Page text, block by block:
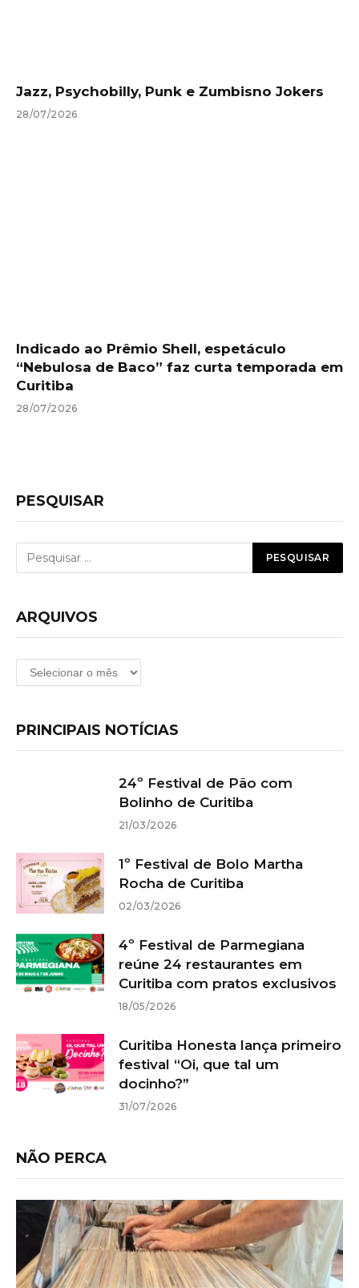
Jazz, Psychobilly, Punk e Zumbisno Jokers
28/07/2026
Indicado ao Prêmio Shell, espetáculo
“Nebulosa de Baco” faz curta temporada em
Curitiba
28/07/2026
PESQUISAR
ARQUIVOS
Arquivos
PRINCIPAIS NOTÍCIAS
24º Festival de Pão com
Bolinho de Curitiba
21/03/2026
1º Festival de Bolo Martha
Rocha de Curitiba
02/03/2026
4º Festival de Parmegiana
reúne 24 restaurantes em
Curitiba com pratos exclusivos
18/05/2026
Curitiba Honesta lança primeiro
festival “Oi, que tal um
docinho?”
31/07/2026
NÃO PERCA